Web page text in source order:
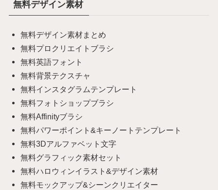
無料デザイン素材
無料デザイン素材まとめ
無料プロクリエイトブラシ
無料英語フォント
無料背景テクスチャ
無料インスタグラムテンプレート
無料フォトショップブラシ
無料Affinityブラシ
無料パワーポイント&キーノートテンプレート
無料3Dアルファベット文字
無料グラフィック素材セット
無料ハロウィンイラスト&デザイン素材
無料モックアップ&シーンクリエイター